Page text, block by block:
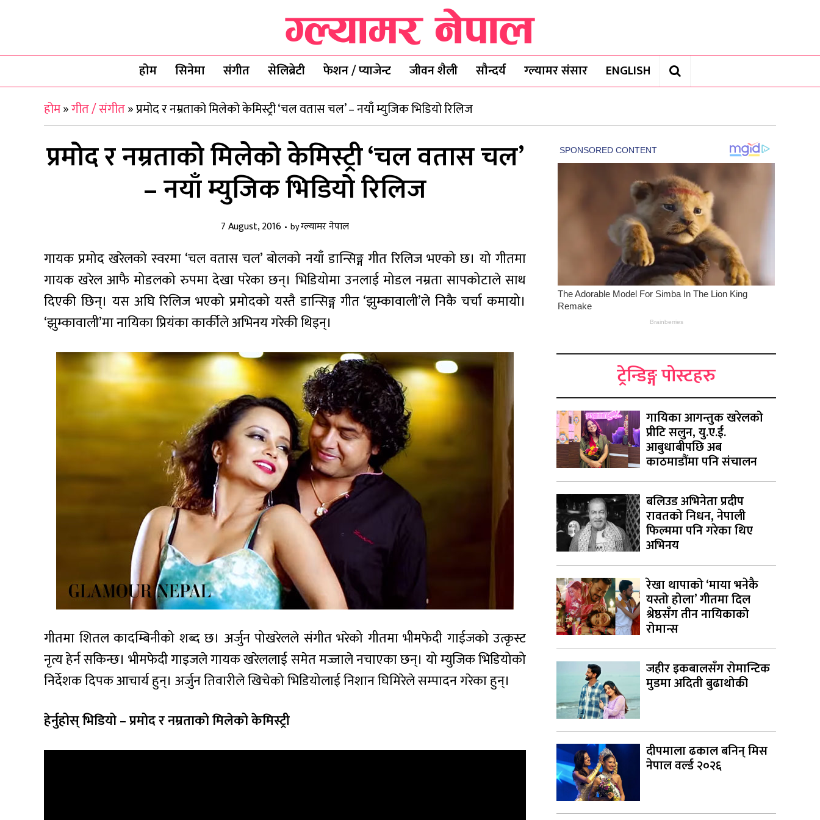
होम सिनेमा संगीत सेलिब्रेटी फेशन / प्याजेन्ट जीवन शैली सौन्दर्य ग्ल्यामर संसार
ENGLISH
होम»गीत / संगीत»प्रमोद र नम्रताको मिलेको केमिस्ट्री ‘चल वतास चल’ – नयाँ म्युजिक भिडियो रिलिज
प्रमोद र नम्रताको मिलेको केमिस्ट्री ‘चल वतास चल’
– नयाँ म्युजिक भिडियो रिलिज
7 August, 2016 byग्ल्यामर नेपाल
गायक प्रमोद खरेलको स्वरमा ‘चल वतास चल’ बोलको नयाँ डान्सिङ्ग गीत रिलिज भएको छ। यो गीतमा
गायक खरेल आफै मोडलको रुपमा देखा परेका छन्। भिडियोमा उनलाई मोडल नम्रता सापकोटाले साथ
दिएकी छिन्। यस अघि रिलिज भएको प्रमोदको यस्तै डान्सिङ्ग गीत ‘झुम्कावाली’ले निकै चर्चा कमायो।
‘झुम्कावाली’मा नायिका प्रियंका कार्कीले अभिनय गरेकी थिइन्।
गीतमा शितल कादम्बिनीको शब्द छ। अर्जुन पोखरेलले संगीत भरेको गीतमा भीमफेदी गाईजको उत्कृस्ट
नृत्य हेर्न सकिन्छ। भीमफेदी गाइजले गायक खरेललाई समेत मज्जाले नचाएका छन्। यो म्युजिक भिडियोको
निर्देशक दिपक आचार्य हुन्। अर्जुन तिवारीले खिचेको भिडियोलाई निशान घिमिरेले सम्पादन गरेका हुन्।
हेर्नुहोस् भिडियो – प्रमोद र नम्रताको मिलेको केमिस्ट्री
ट्रेन्डिङ्ग पोस्टहरु
गायिका आगन्तुक खरेलको
प्रीटि सलुन, यु.ए.ई.
आबुधाबीपछि अब
काठमाडौंमा पनि संचालन
बलिउड अभिनेता प्रदीप
रावतको निधन, नेपाली
फिल्ममा पनि गरेका थिए
अभिनय
रेखा थापाको ‘माया भनेकै
यस्तो होला’ गीतमा दिल
श्रेष्ठसँग तीन नायिकाको
रोमान्स
जहीर इकबालसँग रोमान्टिक
मुडमा अदिती बुढाथोकी
दीपमाला ढकाल बनिन् मिस
नेपाल वर्ल्ड २०२६